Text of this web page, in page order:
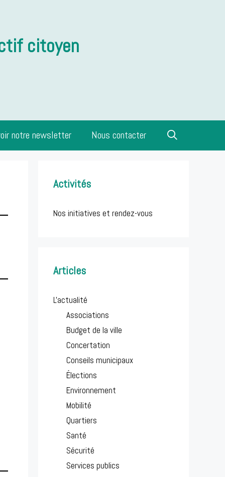
citoyen
notre newsletter Nous contacter
Activités
Nos initiatives et rendez-vous
Articles
L'actualité
Associations
Budget de la ville
Concertation
Conseils municipaux
Élections
Environnement
Mobilité
Quartiers
Santé
Sécurité
Services publics